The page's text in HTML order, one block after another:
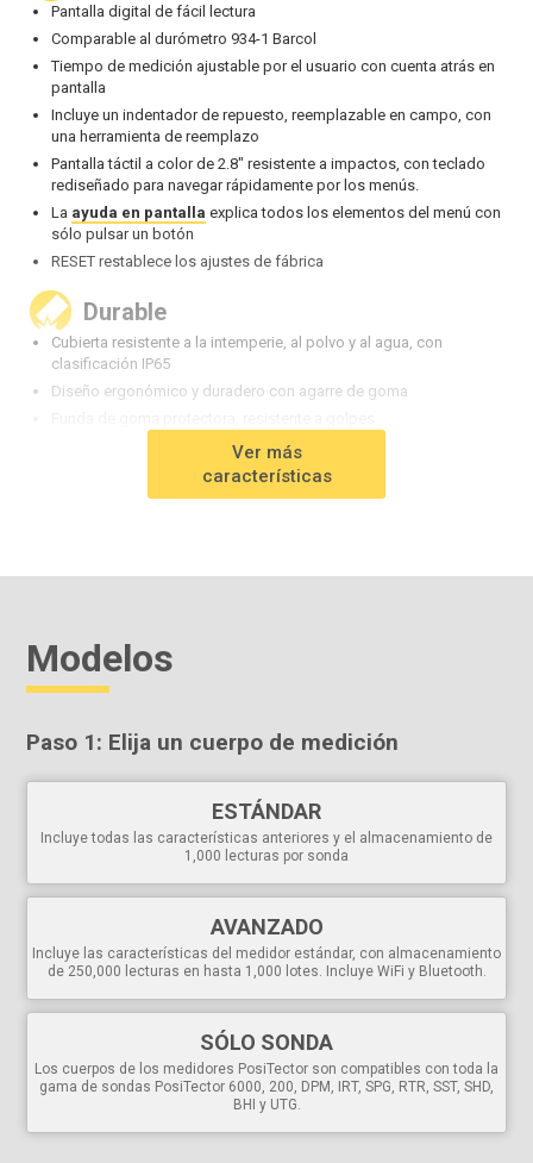
Pantalla digital de fácil lectura
Comparable al durómetro 934-1 Barcol
Tiempo de medición ajustable por el usuario con cuenta atrás en
pantalla
Incluye un indentador de repuesto, reemplazable en campo, con
una herramienta de reemplazo
Pantalla táctil a color de 2.8" resistente a impactos, con teclado
rediseñado para navegar rápidamente por los menús.
La ayuda en pantalla explica todos los elementos del menú con
sólo pulsar un botón
RESET restablece los ajustes de fábrica
Durable
Cubierta resistente a la intemperie, al polvo y al agua, con
clasificación IP65
Diseño ergonómico y duradero con agarre de goma
Maletín de transporte rígido incluido
Dos años de garantía para el medidor y la sonda
El modo Hi-RES aumenta la resolución de la pantalla para
placa de nivelación para verificar el funcionamiento del calibrador
Versátil
PosiTector el cuerpo acepta todo PosiTector
RTR,SPG,DPM,IRT,SST,UTG,SHD,BHIyGLSse
convierten fácilmente de un medidor de espesor de
recubrimiento a un medidor de perfil de superficie,
medidor de punto de rocío, probador de sales solubles,
medidor de espesor de pared ultrasónico, probador de
dureza o medidor de brillo
Opciones de calibración de 1 y 2 puntos con
para restaurar los ajustes de fábrica
Interfaz de Idiomas seleccionables
Muestra/actualiza continuamente la media, la desviación
estándar, el mínimo/máximo y el número de lecturas
Ver más
características
Modelos
Paso 1: Elija un cuerpo de medición
ESTÁNDAR
Incluye todas las características anteriores y el almacenamiento de
1,000 lecturas por sonda
AVANZADO
Incluye las características del medidor estándar, con almacenamiento
de 250,000 lecturas en hasta 1,000 lotes. Incluye WiFi y Bluetooth.
SÓLO SONDA
Los cuerpos de los medidores PosiTector son compatibles con toda la
gama de sondas PosiTector 6000, 200, DPM, IRT, SPG, RTR, SST, SHD,
BHI y UTG.